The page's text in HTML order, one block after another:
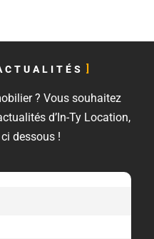
? Vous souhaitez
d’In-Ty Location,
dessous !